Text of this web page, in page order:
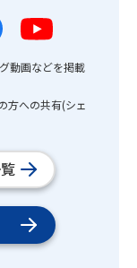
動画などを掲載
方への共有(シェ